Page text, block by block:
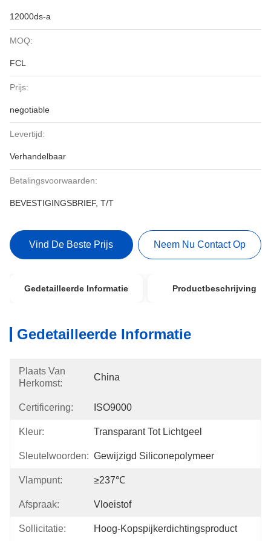
12000ds-a
MOQ:
FCL
Prijs:
negotiable
Levertijd:
Verhandelbaar
Betalingsvoorwaarden:
BEVESTIGINGSBRIEF, T/T
Vind De Beste Prijs Neem Nu Contact Op
Gedetailleerde Informatie Productbeschrijving
Gedetailleerde Informatie
Plaats Van
Herkomst:
China
Certificering: ISO9000
Kleur: Transparant Tot Lichtgeel
Sleutelwoorden: Gewijzigd Siliconepolymeer
Vlampunt: ≥237℃
Afspraak: Vloeistof
Sollicitatie: Hoog-Kopspijkerdichtingsproduct